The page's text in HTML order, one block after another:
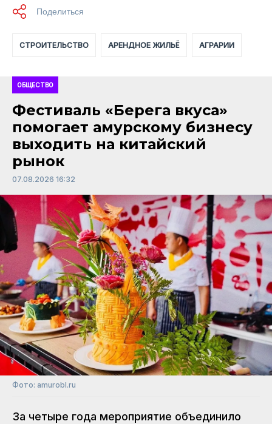
СТРОИТЕЛЬСТВО АРЕНДНОЕ ЖИЛЬЁ АГРАРИИ
ОБЩЕСТВО
Фестиваль «Берега вкуса»
помогает амурскому бизнесу
выходить на китайский
рынок
07.08.2026 16:32
Фото: amurobl.ru
За четыре года мероприятие объединило